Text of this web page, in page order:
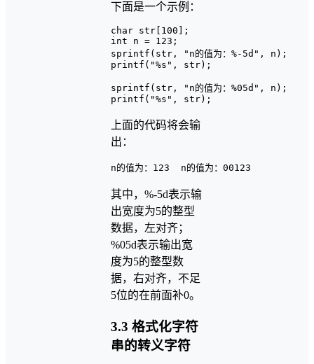
下面是一个示例：
char str[100];
int n = 123;
sprintf(str, "n的值为：%-5d", n);
printf("%s", str);
sprintf(str, "n的值为：%05d", n);
上面的代码将会输
出：
其中，%-5d表示输
出宽度为5的整型
数据，左对齐；
%05d表示输出宽
度为5的整型数
据，右对齐，不足
5位的在前面补0。
3.3 格式化字符
串的转义字符